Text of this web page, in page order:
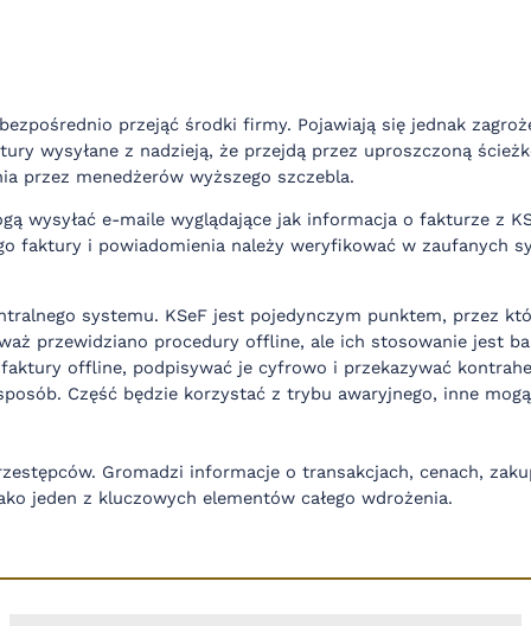
przejąć środki firmy. Pojawiają się jednak
wysyłane z nadzieją, że przejdą przez uproszczoną
przez menedżerów wyższego szczebla.
wysyłać e-maile wyglądające jak informacja o fakturze z
faktury i powiadomienia należy weryfikować w zaufanych
systemu. KSeF jest pojedynczym punktem, przez
przewidziano procedury offline, ale ich stosowanie jest
offline, podpisywać je cyfrowo i przekazywać
Część będzie korzystać z trybu awaryjnego, inne
Gromadzi informacje o transakcjach, cenach,
jeden z kluczowych elementów całego wdrożenia.